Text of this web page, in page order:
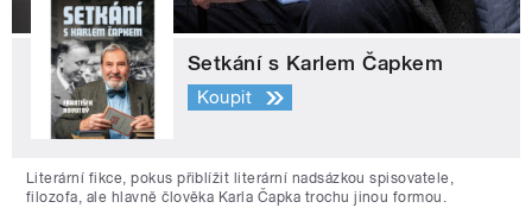
Setkání s Karlem Čapkem
Koupit
Literární fikce, pokus přiblížit literární nadsázkou spisovatele,
filozofa, ale hlavně člověka Karla Čapka trochu jinou formou.